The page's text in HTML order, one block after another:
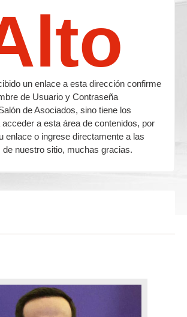
un enlace a esta dirección confirme
de Usuario y Contraseña
de Asociados, sino tiene los
a esta área de contenidos, por
enlace o ingrese directamente a las
de nuestro sitio, muchas gracias.